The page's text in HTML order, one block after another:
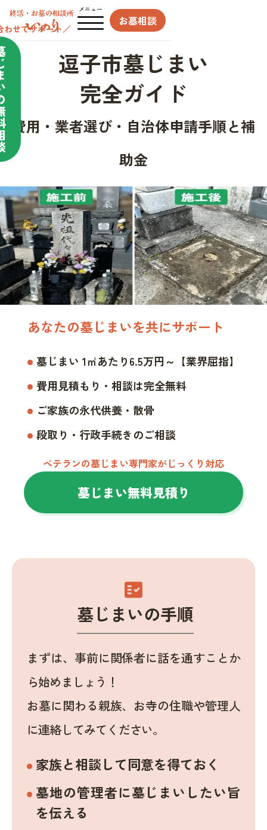
メニュー
お墓相談
わせてサポート／
逗子市墓じまい
完全ガイド
費用・業者選び・自治体申請手順と補
助金
あなたの墓じまいを共にサポート
墓じまい 1㎡あたり6.5万円～【業界屈指】
費用見積もり・相談は完全無料
ご家族の永代供養・散骨
段取り・行政手続きのご相談
ベテランの墓じまい専門家がじっくり対応
墓じまい無料見積り
fact_check
墓じまいの手順
まずは、事前に関係者に話を通すことか
ら始めましょう！
お墓に関わる親族、お寺の住職や管理人
に連絡してみてください。
家族と相談して同意を得ておく
墓地の管理者に墓じまいしたい旨
を伝える